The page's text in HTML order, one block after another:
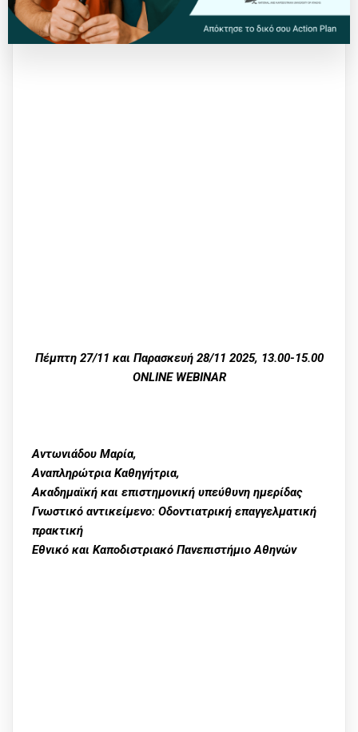
Πέμπτη 27/11 και Παρασκευή 28/11 2025, 13.00-15.00
ONLINE WEBINAR
Αντωνιάδου Μαρία,
Αναπληρώτρια Καθηγήτρια,
Ακαδημαϊκή και επιστημονική υπεύθυνη ημερίδας
Γνωστικό αντικείμενο: Οδοντιατρική επαγγελματική
πρακτική
Εθνικό και Καποδιστριακό Πανεπιστήμιο Αθηνών